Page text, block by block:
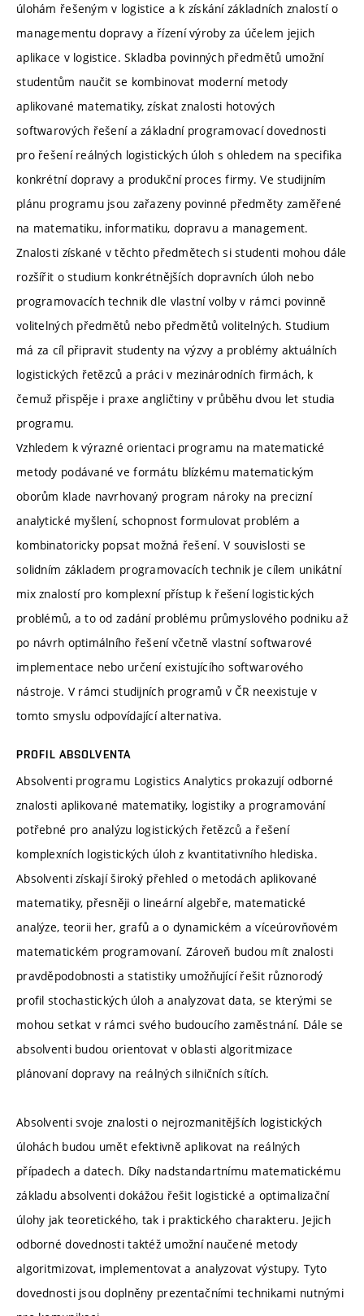
úlohám řešeným v logistice a k získání základních znalostí o
managementu dopravy a řízení výroby za účelem jejich
aplikace v logistice. Skladba povinných předmětů umožní
studentům naučit se kombinovat moderní metody
aplikované matematiky, získat znalosti hotových
softwarových řešení a základní programovací dovednosti
pro řešení reálných logistických úloh s ohledem na specifika
konkrétní dopravy a produkční proces firmy. Ve studijním
plánu programu jsou zařazeny povinné předměty zaměřené
na matematiku, informatiku, dopravu a management.
Znalosti získané v těchto předmětech si studenti mohou dále
rozšířit o studium konkrétnějších dopravních úloh nebo
programovacích technik dle vlastní volby v rámci povinně
volitelných předmětů nebo předmětů volitelných. Studium
má za cíl připravit studenty na výzvy a problémy aktuálních
logistických řetězců a práci v mezinárodních firmách, k
čemuž přispěje i praxe angličtiny v průběhu dvou let studia
programu.
Vzhledem k výrazné orientaci programu na matematické
metody podávané ve formátu blízkému matematickým
oborům klade navrhovaný program nároky na precizní
analytické myšlení, schopnost formulovat problém a
kombinatoricky popsat možná řešení. V souvislosti se
solidním základem programovacích technik je cílem unikátní
mix znalostí pro komplexní přístup k řešení logistických
problémů, a to od zadání problému průmyslového podniku až
po návrh optimálního řešení včetně vlastní softwarové
implementace nebo určení existujícího softwarového
nástroje. V rámci studijních programů v ČR neexistuje v
tomto smyslu odpovídající alternativa.
PROFIL ABSOLVENTA
Absolventi programu Logistics Analytics prokazují odborné
znalosti aplikované matematiky, logistiky a programování
potřebné pro analýzu logistických řetězců a řešení
komplexních logistických úloh z kvantitativního hlediska.
Absolventi získají široký přehled o metodách aplikované
matematiky, přesněji o lineární algebře, matematické
analýze, teorii her, grafů a o dynamickém a víceúrovňovém
matematickém programovaní. Zároveň budou mít znalosti
pravděpodobnosti a statistiky umožňující řešit různorodý
profil stochastických úloh a analyzovat data, se kterými se
mohou setkat v rámci svého budoucího zaměstnání. Dále se
absolventi budou orientovat v oblasti algoritmizace
plánovaní dopravy na reálných silničních sítích.
Absolventi svoje znalosti o nejrozmanitějších logistických
úlohách budou umět efektivně aplikovat na reálných
případech a datech. Díky nadstandartnímu matematickému
základu absolventi dokážou řešit logistické a optimalizační
úlohy jak teoretického, tak i praktického charakteru. Jejich
odborné dovednosti taktéž umožní naučené metody
algoritmizovat, implementovat a analyzovat výstupy. Tyto
dovednosti jsou doplněny prezentačními technikami nutnými